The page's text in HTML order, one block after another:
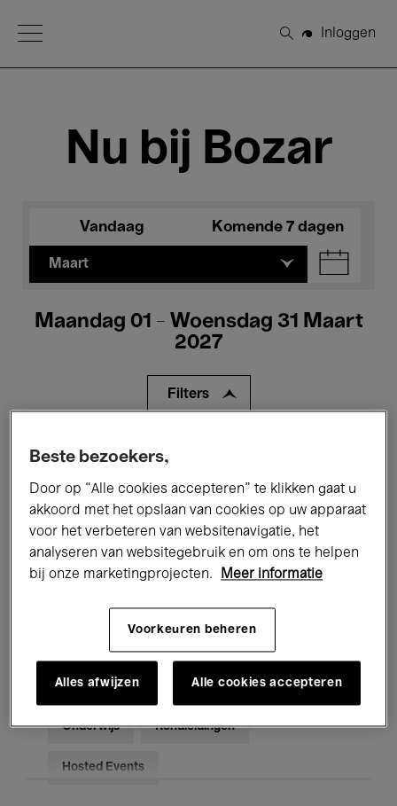
Open Menu
Zoeken
Inloggen
Nu bij Bozar
Vandaag Komende 7 dagen
Maart
Maandag 01 - Woensdag 31 Maart
2027
Filters
Alle evenementen
Tentoonstellingen Films
Performances Lezingen & Debatten
Jazz Klassieke Muziek Global Music
Voor iedereen Kids’ Palace
Onderwijs Rondleidingen
Hosted Events
Beste bezoekers,
Door op “Alle cookies accepteren” te klikken gaat u
akkoord met het opslaan van cookies op uw apparaat
voor het verbeteren van websitenavigatie, het
analyseren van websitegebruik en om ons te helpen
bij onze marketingprojecten.
Meer informatie
Voorkeuren beheren
Alles afwijzen Alle cookies accepteren